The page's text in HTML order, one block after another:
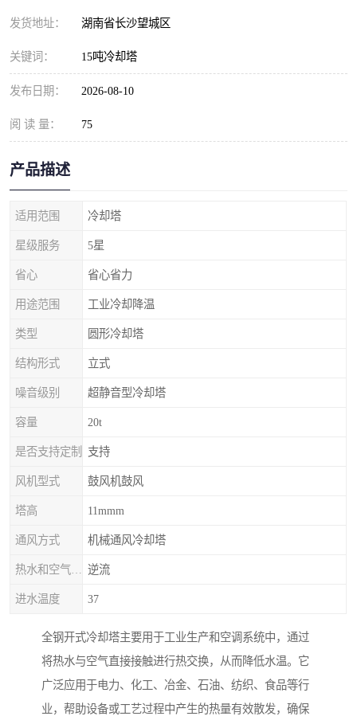
发货地址： 湖南省长沙望城区
关键词： 15吨冷却塔
发布日期： 2026-08-10
阅 读 量： 75
产品描述
适用范围 冷却塔
星级服务 5星
省心 省心省力
用途范围 工业冷却降温
类型 圆形冷却塔
结构形式 立式
噪音级别 超静音型冷却塔
容量 20t
是否支持定制 支持
风机型式 鼓风机鼓风
塔高 11mmm
通风方式 机械通风冷却塔
逆流
进水温度 37
全钢开式冷却塔主要用于工业生产和空调系统中，通过
将热水与空气直接接触进行热交换，从而降低水温。它
广泛应用于电力、化工、冶金、石油、纺织、食品等行
业，帮助设备或工艺过程中产生的热量有效散发，确保